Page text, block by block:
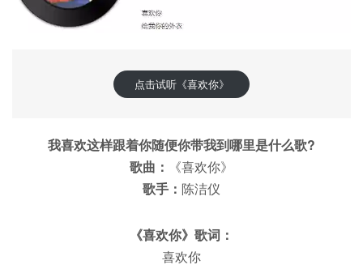
点击试听《喜欢你》
我喜欢这样跟着你随便你带我到哪里是什么歌?
歌曲：
《喜欢你》
歌手： 陈洁仪
《喜欢你》歌词：
喜欢你